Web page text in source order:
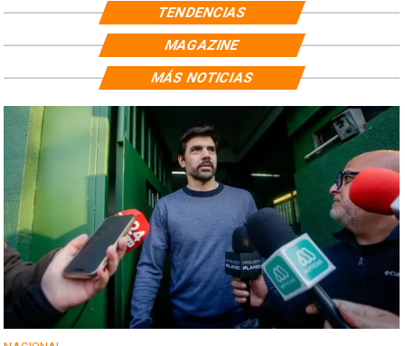
TENDENCIAS
MAGAZINE
MÁS NOTICIAS